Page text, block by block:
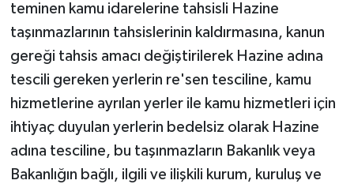
teminen kamu idarelerine tahsisli Hazine
taşınmazlarının tahsislerinin kaldırmasına, kanun
gereği tahsis amacı değiştirilerek Hazine adına
tescili gereken yerlerin re'sen tesciline, kamu
hizmetlerine ayrılan yerler ile kamu hizmetleri için
ihtiyaç duyulan yerlerin bedelsiz olarak Hazine
adına tesciline, bu taşınmazların Bakanlık veya
Bakanlığın bağlı, ilgili ve ilişkili kurum, kuruluş ve